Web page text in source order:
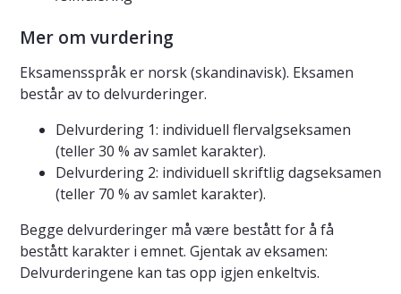
Mer om vurdering
Eksamensspråk er norsk (skandinavisk). Eksamen
består av to delvurderinger.
Delvurdering 1: individuell flervalgseksamen
(teller 30 % av samlet karakter).
Delvurdering 2: individuell skriftlig dagseksamen
(teller 70 % av samlet karakter).
Begge delvurderinger må være bestått for å få
bestått karakter i emnet. Gjentak av eksamen:
Delvurderingene kan tas opp igjen enkeltvis.